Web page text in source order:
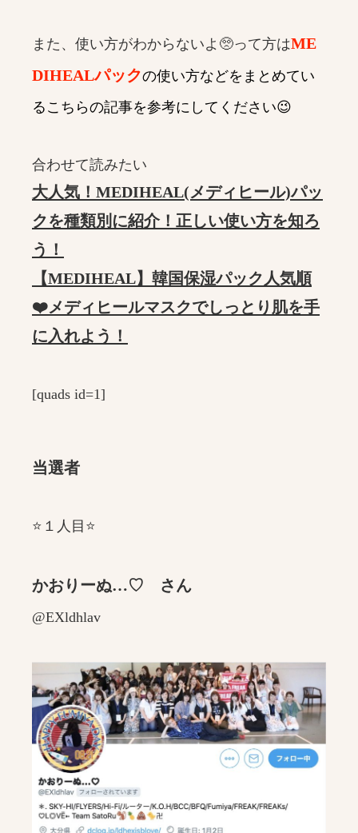
また、使い方がわからないよ🥺って方はME
DIHEALパックの使い方などをまとめてい
るこちらの記事を参考にしてください😉
合わせて読みたい
大人気！MEDIHEAL(メディヒール)パッ
クを種類別に紹介！正しい使い方を知ろ
う！
【MEDIHEAL】韓国保湿パック人気順
❤️メディヒールマスクでしっとり肌を手
に入れよう！
[quads id=1]
当選者
⭐️１人目⭐️
かおりーぬ…♡ さん
@EXldhlav